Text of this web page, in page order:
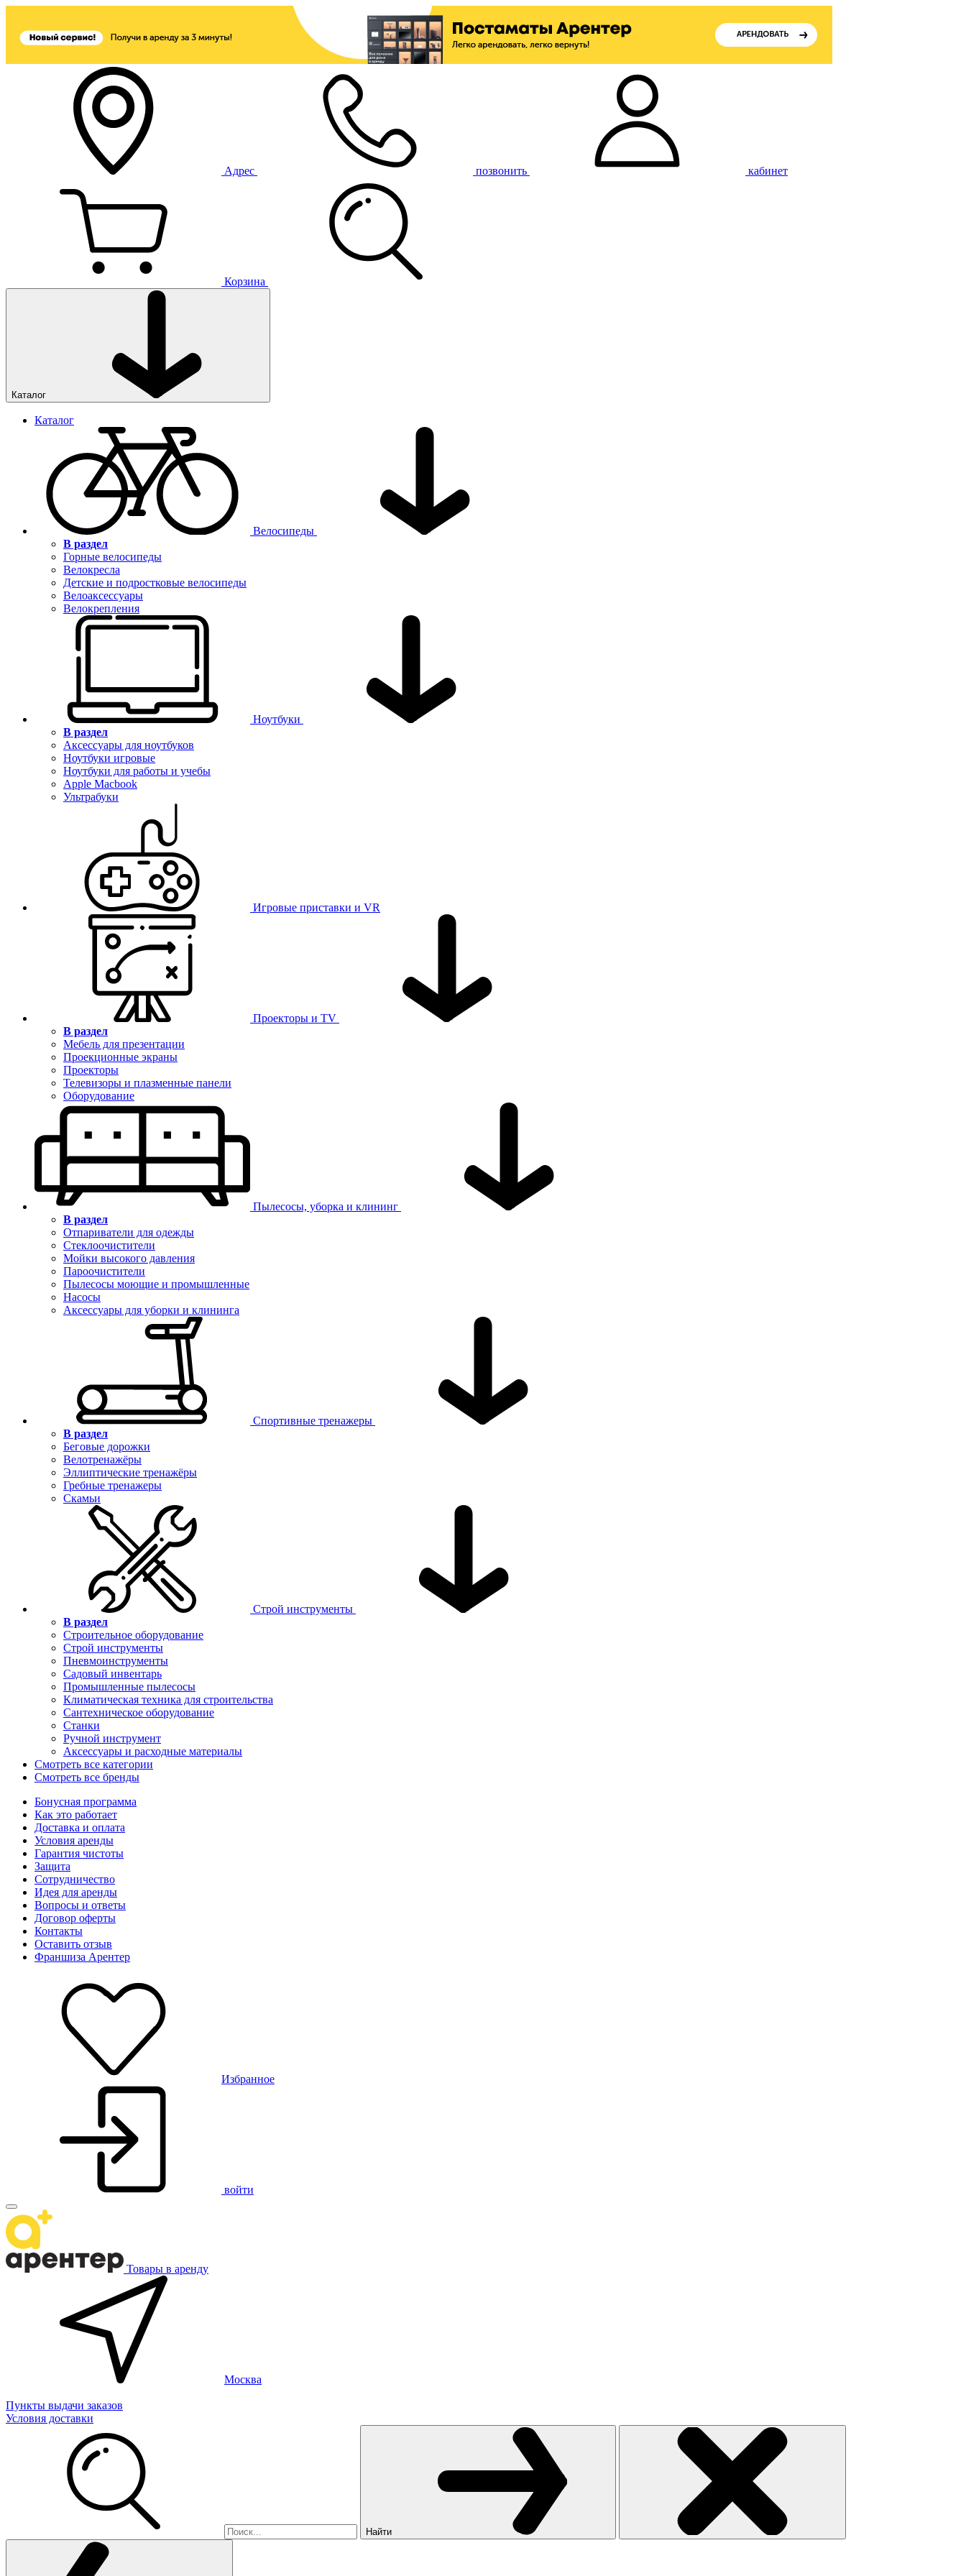
Адрес позвонить кабинет
Корзина
Каталог
Каталог
Велосипеды
В раздел
Горные велосипеды
Велокресла
Детские и подростковые велосипеды
Велоаксессуары
Велокрепления
Ноутбуки
В раздел
Аксессуары для ноутбуков
Ноутбуки игровые
Ноутбуки для работы и учебы
Apple Macbook
Ультрабуки
Игровые приставки и VR
Проекторы и TV
В раздел
Мебель для презентации
Проекционные экраны
Проекторы
Телевизоры и плазменные панели
Оборудование
Пылесосы, уборка и клининг
В раздел
Отпариватели для одежды
Стеклоочистители
Мойки высокого давления
Пароочистители
Пылесосы моющие и промышленные
Насосы
Аксессуары для уборки и клининга
Спортивные тренажеры
В раздел
Беговые дорожки
Велотренажёры
Эллиптические тренажёры
Гребные тренажеры
Скамьи
Строй инструменты
В раздел
Строительное оборудование
Строй инструменты
Пневмоинструменты
Садовый инвентарь
Промышленные пылесосы
Климатическая техника для строительства
Сантехническое оборудование
Станки
Ручной инструмент
Аксессуары и расходные материалы
Смотреть все категории
Смотреть все бренды
Бонусная программа
Как это работает
Доставка и оплата
Условия аренды
Гарантия чистоты
Защита
Сотрудничество
Идея для аренды
Вопросы и ответы
Договор оферты
Контакты
Оставить отзыв
Франшиза Арентер
Избранное
войти
Товары в аренду
Москва
Пункты выдачи заказов
Условия доставки
Найти